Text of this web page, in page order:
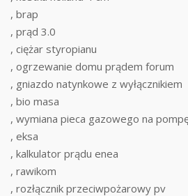
, brap
, prąd 3.0
, ciężar styropianu
, ogrzewanie domu prądem forum
, gniazdo natynkowe z wyłącznikiem
, bio masa
, wymiana pieca gazowego na
, eksa
, kalkulator prądu enea
, rawikom
, rozłącznik przeciwpożarowy pv